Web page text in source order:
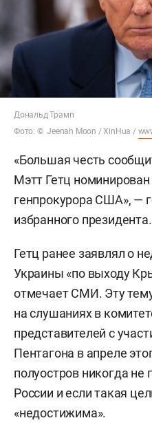
Дональд Трамп
Фото: © Jeenah Moon / XinHua /
«Большая честь
Мэтт Гетц
генпрокурора США», —
избранного президента.
Гетц ранее заявлял о
Украины «по выходу
отмечает СМИ. Эту
на слушаниях в
представителей с
Пентагона в апреле
полуостров никогда не
России и если такая
«недостижима».